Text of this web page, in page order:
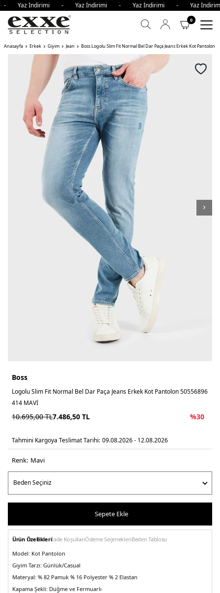
Yaz İndirimi - Yaz İndirimi - Yaz İndirimi - Yaz
0
Anasayfa Erkek Giyim Jean Boss Logolu Slim Fit Normal Bel Dar Paça Jeans Erkek Kot Pantolon
Boss
Logolu Slim Fit Normal Bel Dar Paça Jeans Erkek Kot Pantolon 50556896
414 MAVİ
10.695,00TL7.486,50 TL %30
Tahmini Kargoya Teslimat Tarihi: 09.08.2026 - 12.08.2026
Renk: mavi̇
Sepete Ekle
Ürün Özellikleriİade KoşullarıÖdeme SeçenekleriBeden Tablosu
Model: Kot Pantolon
Giyim Tarzı: Günlük/Casual
Materyal: % 82 Pamuk % 16 Polyester % 2 Elastan
Kapama Şekli: Düğme ve Fermuarlı